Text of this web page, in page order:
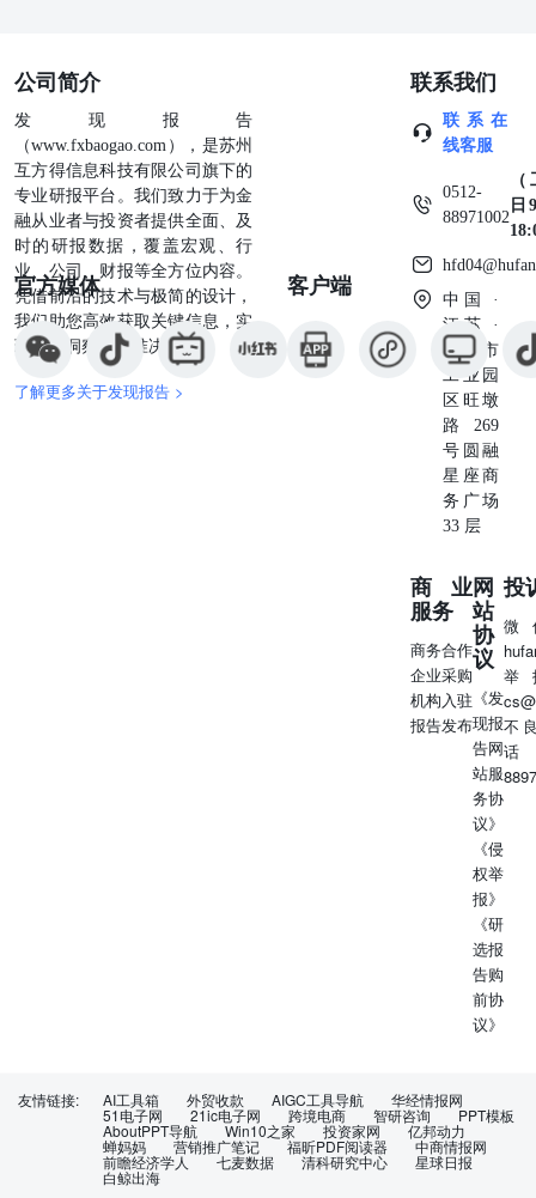
议，大越期货股份有限公司不就报告中的内容对最终操作建
议做出任何担保，投资者根据本报告作出的任何投资决策与
大越期货股份有限公司及本报告作者无关。 THANKS!
公司简介
发现报告
（www.fxbaogao.com），是苏州
互方得信息科技有限公司旗下的
专业研报平台。我们致力于为金
融从业者与投资者提供全面、及
时的研报数据，覆盖宏观、行
业、公司、财报等全方位内容。
凭借前沿的技术与极简的设计，
我们助您高效获取关键信息，实
现深度洞察与精准决策。
了解更多关于发现报告 >
官方媒体 客户端
联系我们
联系在
线客服
0512-
88971002
日
中国 ·
江苏 ·
苏州市
工业园
区旺墩
路269
号圆融
星座商
务广场
33 层
商业
服务
商务合作
企业采购
机构入驻
报告发布
网
站
协
议
《发
现报
告网
站服
务协
议》
《侵
权举
报》
《研
选报
告购
前协
议》
投
微
举
不
友情链接: AI工具箱 外贸收款 AIGC工具导航 华经情报网
51电子网 21ic电子网 跨境电商 智研咨询 PPT模板
AboutPPT导航 Win10之家 投资家网 亿邦动力
蝉妈妈 营销推广笔记 福昕PDF阅读器 中商情报网
前瞻经济学人 七麦数据 清科研究中心 星球日报
白鲸出海